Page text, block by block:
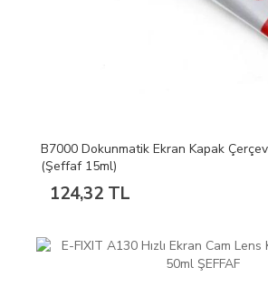
B7000 Dokunmatik Ekran Kapak Çerçeve
(Şeffaf 15ml)
124,32 TL